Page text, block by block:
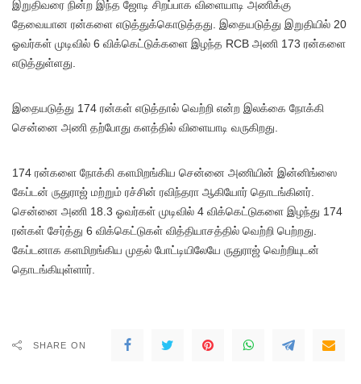
இறுதிவரை நின்ற இந்த ஜோடி சிறப்பாக விளையாடி அணிக்கு
தேவையான ரன்களை எடுத்துக்கொடுத்தது. இதையடுத்து இறுதியில் 20
ஓவர்கள் முடிவில் 6 விக்கெட்டுக்களை இழந்த RCB அணி 173 ரன்களை
எடுத்துள்ளது.
இதையடுத்து 174 ரன்கள் எடுத்தால் வெற்றி என்ற இலக்கை நோக்கி
சென்னை அணி தற்போது களத்தில் விளையாடி வருகிறது.
174 ரன்களை நோக்கி களமிறங்கிய சென்னை அணியின் இன்னிங்ஸை
கேப்டன் ருதுராஜ் மற்றும் ரச்சின் ரவிந்தரா ஆகியோர் தொடங்கினர்.
சென்னை அணி 18.3 ஓவர்கள் முடிவில் 4 விக்கெட்டுகளை இழந்து 174
ரன்கள் சேர்த்து 6 விக்கெட்டுகள் வித்தியாசத்தில் வெற்றி பெற்றது.
கேப்டனாக களமிறங்கிய முதல் போட்டியிலேயே ருதுராஜ் வெற்றியுடன்
தொடங்கியுள்ளார்.
SHARE ON